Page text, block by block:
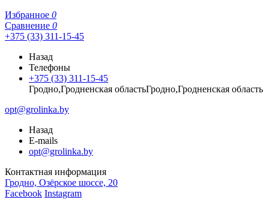
Избранное 0
Сравнение 0
+375 (33) 311-15-45
Назад
Телефоны
+375 (33) 311-15-45
Гродно,Гродненская областьГродно,Гродненская область
opt@grolinka.by
Назад
E-mails
opt@grolinka.by
Контактная информация
Гродно, Озёрское шоссе, 20
Facebook Instagram